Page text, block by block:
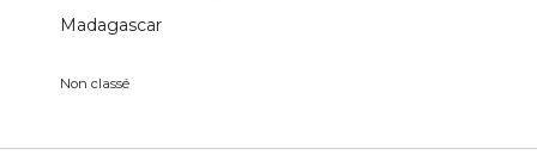
Madagascar
Non classé